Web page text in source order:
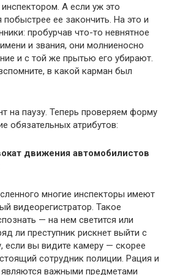
А если уж это
побыстрее ее закончить. На это и
пробурчав что-то невнятное
и звания, они молниеносно
и с той же прытью его убирают.
в какой карман был
на паузу. Теперь проверяем форму
обязательных атрибутов:
движения автомобилистов
многие инспекторы имеют
видеорегистратор. Такое
— на нем светится или
ли преступник рискнет выйти с
если вы видите камеру — скорее
сотрудник полиции. Рация и
важными предметами